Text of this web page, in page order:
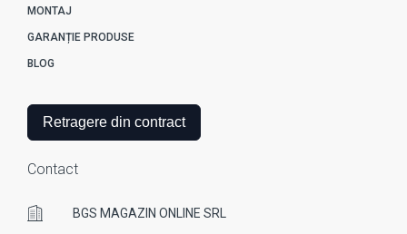
MONTAJ
GARANȚIE PRODUSE
BLOG
Retragere din contract
Contact
BGS MAGAZIN ONLINE SRL